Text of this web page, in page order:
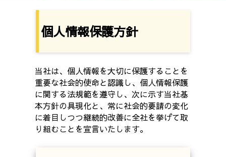
個人情報保護方針
当社は、個人情報を大切に保護することを
重要な社会的使命と認識し、個人情報保護
に関する法規範を遵守し、次に示す当社基
本方針の具現化と、常に社会的要請の変化
に着目しつつ継続的改善に全社を挙げて取
り組むことを宣言いたします。